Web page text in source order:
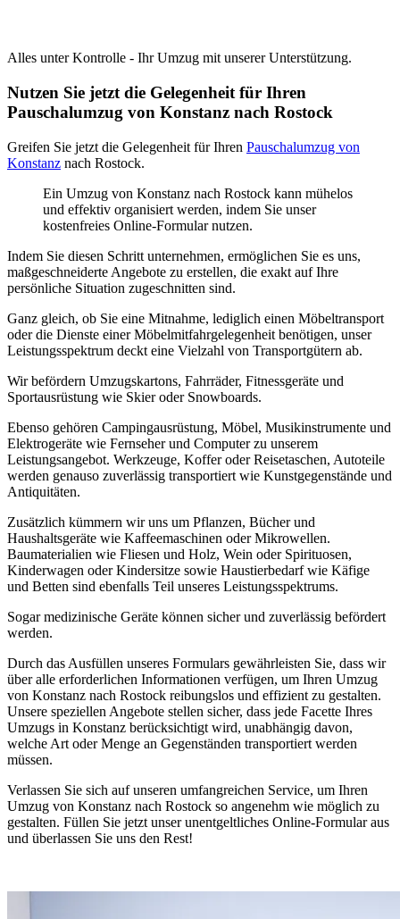
Alles unter Kontrolle - Ihr Umzug mit unserer Unterstützung.
Nutzen Sie jetzt die Gelegenheit für Ihren
Pauschalumzug von Konstanz nach Rostock
Greifen Sie jetzt die Gelegenheit für Ihren Pauschalumzug von
Konstanz nach Rostock.
Ein Umzug von Konstanz nach Rostock kann mühelos
und effektiv organisiert werden, indem Sie unser
kostenfreies Online-Formular nutzen.
Indem Sie diesen Schritt unternehmen, ermöglichen Sie es uns,
maßgeschneiderte Angebote zu erstellen, die exakt auf Ihre
persönliche Situation zugeschnitten sind.
Ganz gleich, ob Sie eine Mitnahme, lediglich einen Möbeltransport
oder die Dienste einer Möbelmitfahrgelegenheit benötigen, unser
Leistungsspektrum deckt eine Vielzahl von Transportgütern ab.
Wir befördern Umzugskartons, Fahrräder, Fitnessgeräte und
Sportausrüstung wie Skier oder Snowboards.
Ebenso gehören Campingausrüstung, Möbel, Musikinstrumente und
Elektrogeräte wie Fernseher und Computer zu unserem
Leistungsangebot. Werkzeuge, Koffer oder Reisetaschen, Autoteile
werden genauso zuverlässig transportiert wie Kunstgegenstände und
Antiquitäten.
Zusätzlich kümmern wir uns um Pflanzen, Bücher und
Haushaltsgeräte wie Kaffeemaschinen oder Mikrowellen.
Baumaterialien wie Fliesen und Holz, Wein oder Spirituosen,
Kinderwagen oder Kindersitze sowie Haustierbedarf wie Käfige
und Betten sind ebenfalls Teil unseres Leistungsspektrums.
Sogar medizinische Geräte können sicher und zuverlässig befördert
werden.
Durch das Ausfüllen unseres Formulars gewährleisten Sie, dass wir
über alle erforderlichen Informationen verfügen, um Ihren Umzug
von Konstanz nach Rostock reibungslos und effizient zu gestalten.
Unsere speziellen Angebote stellen sicher, dass jede Facette Ihres
Umzugs in Konstanz berücksichtigt wird, unabhängig davon,
welche Art oder Menge an Gegenständen transportiert werden
müssen.
Verlassen Sie sich auf unseren umfangreichen Service, um Ihren
Umzug von Konstanz nach Rostock so angenehm wie möglich zu
gestalten. Füllen Sie jetzt unser unentgeltliches Online-Formular aus
und überlassen Sie uns den Rest!